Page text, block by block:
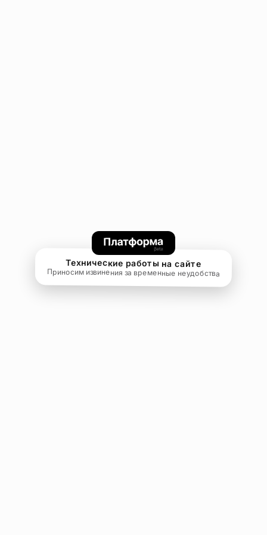
Технические работы на сайте
Приносим извинения за временные неудобства